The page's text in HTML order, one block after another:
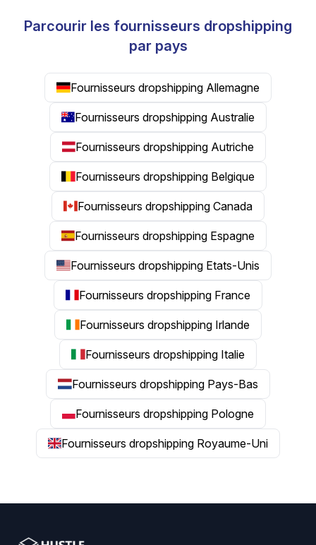
Parcourir les fournisseurs dropshipping
par pays
Fournisseurs dropshipping Allemagne
Fournisseurs dropshipping Australie
Fournisseurs dropshipping Autriche
Fournisseurs dropshipping Belgique
Fournisseurs dropshipping Canada
Fournisseurs dropshipping Espagne
Fournisseurs dropshipping Etats-Unis
Fournisseurs dropshipping France
Fournisseurs dropshipping Irlande
Fournisseurs dropshipping Italie
Fournisseurs dropshipping Pays-Bas
Fournisseurs dropshipping Pologne
Fournisseurs dropshipping Royaume-Uni